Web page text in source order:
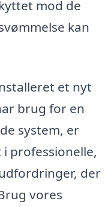
mod de
kan
et nyt
brug for en
system, er
professionelle,
der
vores